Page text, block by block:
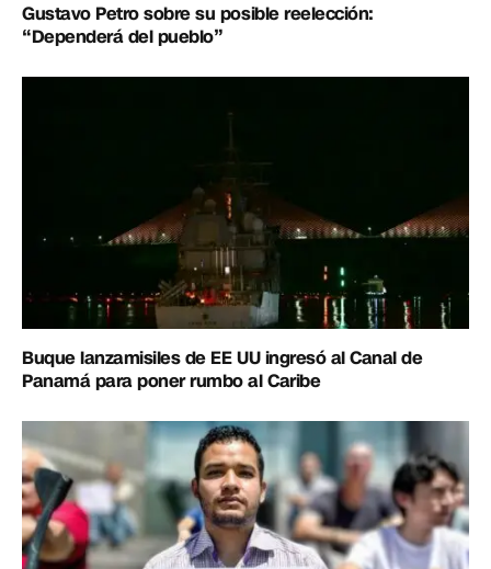
Gustavo Petro sobre su posible reelección:
“Dependerá del pueblo”
Buque lanzamisiles de EE UU ingresó al Canal de
Panamá para poner rumbo al Caribe